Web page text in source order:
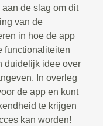
de slag om dit
van de
in hoe de app
functionaliteiten
duidelijk idee over
In overleg
de app en kunt
te krijgen
kan worden!